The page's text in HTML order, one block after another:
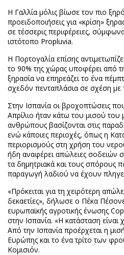
Η Γαλλία μόλις βίωσε τον πιο
προειδοποιήσεις για «κρίση»
σε τέσσερις περιφέρειες,
ιστότοπο Propluvia.
Η Πορτογαλία επίσης
το 90% της χώρας υποφέρει από
ξηρασία να επηρεάζει το ένα
σχεδόν πενταπλάσια σε σχέση με
Στην Ισπανία οι βροχοπτώσεις
Απρίλιο ήταν κάτω του μισού του
ανθρώπους βασίζονται στις
ενώ κάποιες περιοχές, όπως η
περιορισμούς στη χρήση του
ήδη αναφέρει απώλειες σοδειών
τα δημητριακά και τους σπόρους
παραγωγή λαδιού να έχουν
«Πρόκειται για τη χειρότερη
δεκαετίες», δήλωσε ο Πέκα
ευρωπαϊκής αγροτικής ένωσης
στην Ισπανία. «Η κατάσταση είναι
Από την Ισπανία προέρχεται η
Ευρώπης και το ένα τρίτο των
Κομισιόν.